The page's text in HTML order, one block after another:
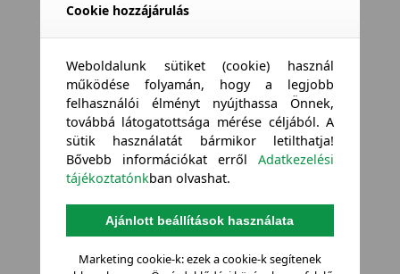
Cookie hozzájárulás
Weboldalunk sütiket (cookie) használ
működése folyamán, hogy a legjobb
felhasználói élményt nyújthassa Önnek,
továbbá látogatottsága mérése céljából. A
sütik használatát bármikor letilthatja!
Bővebb információkat errőlAdatkezelési
tájékoztatónkban olvashat.
Ajánlott beállítások használata
Marketing cookie-k: ezek a cookie-k segítenek